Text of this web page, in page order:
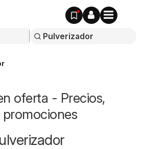
oferta - Precios,